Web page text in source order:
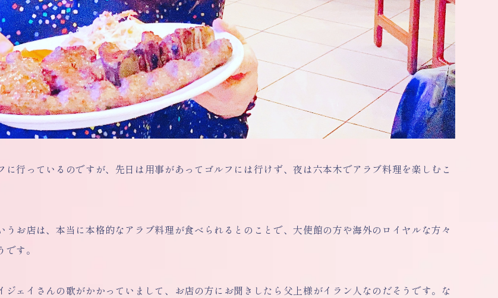
に行っているのですが、先日は用事があってゴルフには行けず、夜は六本木でアラブ料理を楽しむこ
うお店は、本当に本格的なアラブ料理が食べられるとのことで、大使館の方や海外のロイヤルな方々
す。
ジェイさんの歌がかかっていまして、お店の方にお聞きしたら父上様がイラン人なのだそうです。な